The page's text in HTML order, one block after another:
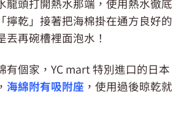
龍頭打開熱水那端，使用熱水徹底
擰乾」接著把海棉掛在通方良好的
再碗槽裡面泡水！
有個家，YC mart 特別進口的日本
海綿附有吸附座 ，使用過後晾乾就